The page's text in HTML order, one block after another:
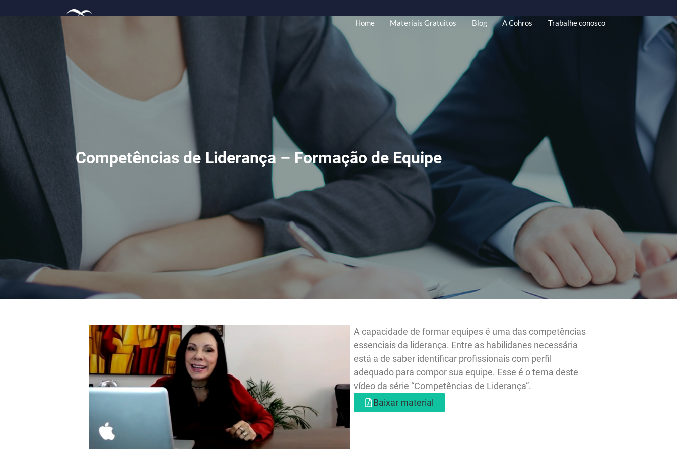
Home Materiais Gratuitos Blog A Cohros Trabalhe conosco
Competências de Liderança – Formação de Equipe
A capacidade de formar equipes é uma das competências
essenciais da liderança. Entre as habilidanes necessária
está a de saber identificar profissionais com perfil
adequado para compor sua equipe. Esse é o tema deste